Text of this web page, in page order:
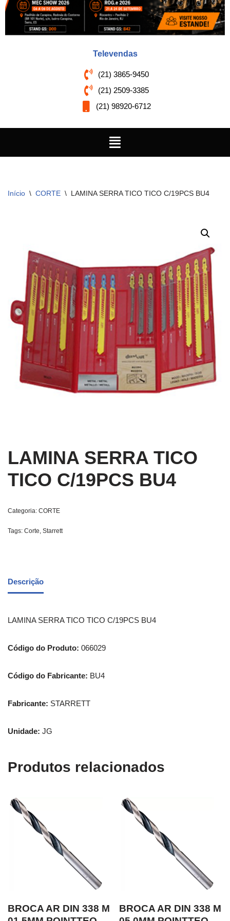
Televendas
(21) 3865-9450
(21) 2509-3385
(21) 98920-6712
Início \ CORTE \ LAMINA SERRA TICO TICO C/19PCS BU4
LAMINA SERRA TICO
TICO C/19PCS BU4
Categoria: CORTE
Tags: Corte Starrett
Descrição
LAMINA SERRA TICO TICO C/19PCS BU4
Código do Produto: 066029
Código do Fabricante: BU4
Fabricante: STARRETT
Unidade: JG
Produtos relacionados
BROCA AR DIN 338 M
BROCA AR DIN 338 M